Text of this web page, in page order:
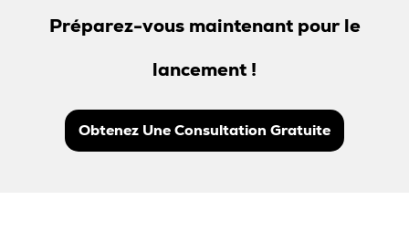
Préparez-vous maintenant pour le
lancement !
Obtenez Une Consultation Gratuite